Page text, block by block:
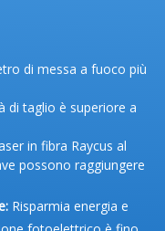
di messa a fuoco più
di taglio è superiore a
in fibra Raycus al
possono raggiungere
Risparmia energia e